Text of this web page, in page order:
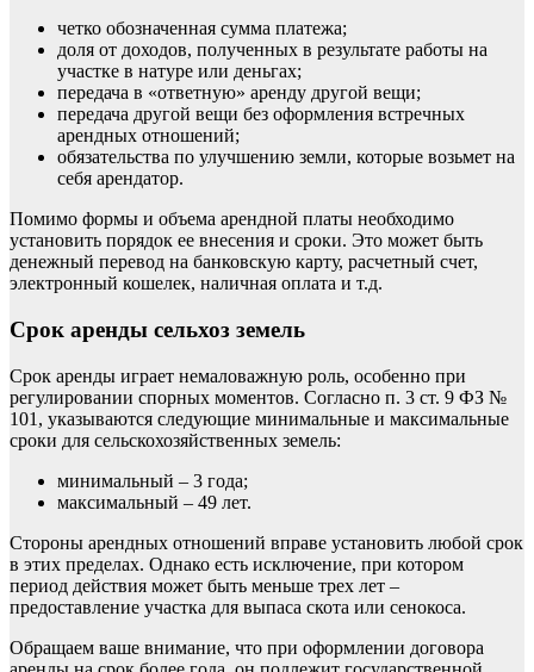
четко обозначенная сумма платежа;
доля от доходов, полученных в результате работы на
участке в натуре или деньгах;
передача в «ответную» аренду другой вещи;
передача другой вещи без оформления встречных
арендных отношений;
обязательства по улучшению земли, которые возьмет на
себя арендатор.
Помимо формы и объема арендной платы необходимо
установить порядок ее внесения и сроки. Это может быть
денежный перевод на банковскую карту, расчетный счет,
электронный кошелек, наличная оплата и т.д.
Срок аренды сельхоз земель
Срок аренды играет немаловажную роль, особенно при
регулировании спорных моментов. Согласно п. 3 ст. 9 ФЗ №
101, указываются следующие минимальные и максимальные
сроки для сельскохозяйственных земель:
минимальный – 3 года;
максимальный – 49 лет.
Стороны арендных отношений вправе установить любой срок
в этих пределах. Однако есть исключение, при котором
период действия может быть меньше трех лет –
предоставление участка для выпаса скота или сенокоса.
Обращаем ваше внимание, что при оформлении договора